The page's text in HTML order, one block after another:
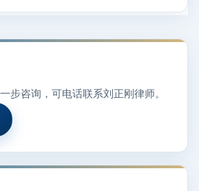
步咨询，可电话联系刘正刚律师。